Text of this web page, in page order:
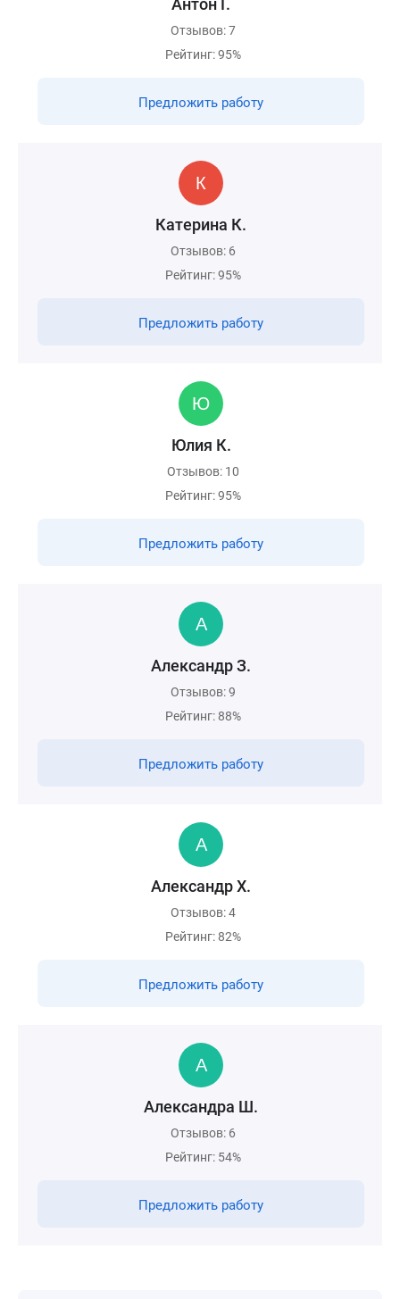
Антон Г.
Отзывов: 7
Рейтинг: 95%
Предложить работу
Катерина К.
Отзывов: 6
Рейтинг: 95%
Предложить работу
Юлия К.
Отзывов: 10
Рейтинг: 95%
Предложить работу
Александр З.
Отзывов: 9
Рейтинг: 88%
Предложить работу
Александр Х.
Отзывов: 4
Рейтинг: 82%
Предложить работу
Александра Ш.
Отзывов: 6
Рейтинг: 54%
Предложить работу